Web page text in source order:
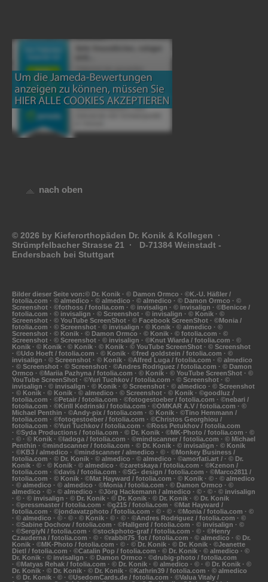
nach oben
© 2026 by Kieferorthopäden Dr. Konik & Kollegen ·
Strümpfelbacher Strasse 21 · D-71384 Weinstadt -
Endersbach bei Stuttgart
Bilder dieser Seite von:© Dr. Konik · © Damon Ormco · ©K.-U. Häßler /
fotolia.com · © almedico · © almedico · © almedico · © Damon Ormco · ©
Screenshot · ©fothoss / fotolia.com · © invisalign · © invisalign · ©Benicce /
fotolia.com · © invisalign · © Screenshot · © invisalign · © Konik · ©
Screenshot · © YouTube ScreenShot · © Facebook ScreenShot · ©Monia /
fotolia.com · © Screenshot · © invisalign · © Konik · © almedico · ©
Screenshot · © Konik · © Damon Ormco · © Konik · © fotolia.com · ©
Screenshot · © Screenshot · © invisalign · ©Knut Wiarda / fotolia.com · ©
Konik · © Konik · © Konik · © Konik · © YouTube ScreenShot · © Screenshot
· ©Udo Hoeft / fotolia.com · © Konik · ©fred goldstein / fotolia.com · ©
invisalign · © Screenshot · © Konik · ©Alfred Luga / fotolia.com · © almedico
· © Screenshot · © Screenshot · ©Andres Rodriguez / fotolia.com · © Damon
Ormco · ©Mariia Pazhyna / fotolia.com · © Konik · © YouTube ScreenShot · ©
YouTube ScreenShot · ©Yuri Tuchkov / fotolia.com · © Screenshot · ©
invisalign · © invisalign · © Konik · © Screenshot · © almedico · © Screenshot
· © Konik · © Konik · © almedico · © Screenshot · © Konik · ©goodluz /
fotolia.com · ©Petair / fotolia.com · ©fotogestoeber / fotolia.com · ©nebari /
fotolia.com · ©Kirill Kedrinski / fotolia.com · ©OMKAR A.V / fotolia.com · ©
Michael Penthin · ©Andy-pix / fotolia.com · © Konik · ©Tino Hemmann /
fotolia.com · ©fotogestoeber / fotolia.com · ©Christos Georghiou /
fotolia.com · ©Yuri Tuchkov / fotolia.com · ©Ross Petukhov / fotolia.com
· ©Syda Productions / fotolia.com · © Dr. Konik · ©MK-Photo / fotolia.com · ©
· © · © Konik · ©ladoga / fotolia.com · ©mindscanner / fotolia.com · © Michael
Penthin · ©mindscanner / fotolia.com · © Dr. Konik · © invisalign · © Konik
· ©KB3 / almedico · ©mindscanner / almedico · © · ©Monkey Business /
fotolia.com · © Dr. Konik · © almedico · © almedico · ©amorfati.art / · © Dr.
Konik · © · © Konik · © almedico · ©zaretskaya / fotolia.com · ©Kzenon /
fotolia.com · ©davis / fotolia.com · ©SG- design / fotolia.com · ©Marco2811 /
fotolia.com · © Konik · ©Mat Hayward / fotolia.com · © Konik · © · © almedico
· © almedico · © almedico · ©Monia / fotolia.com · © Damon Ormco · ©
almedico · © · © almedico · ©Jörg Hackemann / almedico · © · © · © invisalign
· © · © invisalign · © Dr. Konik · © Dr. Konik · © Dr. Konik · © Dr. Konik
· ©pressmaster / fotolia.com · ©g215 / fotolia.com · ©Mat Hayward /
fotolia.com · ©jondavatzphoto / fotolia.com · © · © · ©Monia / fotolia.com · ©
· © almedico · © · © · © Konik · © · © · ©Andres Rodriguez / fotolia.com · ©
· ©Sabine Dochow / fotolia.com · ©Hallgerd / fotolia.com · © invisalign · ©
· ©SergiyN / fotolia.com · ©stockphoto-graf / fotolia.com · © · ©Henry
Czauderna / fotolia.com · © · ©rabbit75_fot / fotolia.com · © almedico · © Dr.
Konik · ©MK-Photo / fotolia.com · © · © Dr. Konik · © Dr. Konik · ©Jeanette
Dietl / fotolia.com · ©Catalin Pop / fotolia.com · © Dr. Konik · © almedico · ©
Dr. Konik · © invisalign · © Damon Ormco · ©drubig-photo / fotolia.com
· ©Matyas Rehak / fotolia.com · © Dr. Konik · © almedico · © · © Dr. Konik · ©
Dr. Konik · © Dr. Konik · © Dr. Konik · ©Kathrin39 / fotolia.com · © almedico
· © Dr. Konik · © · ©UsedomCards.de / fotolia.com · ©Valua Vitaly /